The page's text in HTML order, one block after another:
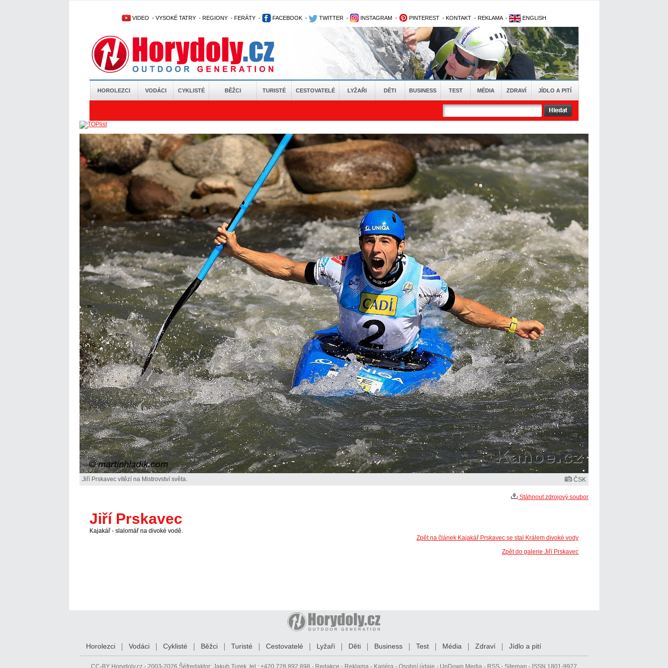
VIDEO - VYSOKÉ TATRY - REGIONY - FERÁTY - FACEBOOK - TWITTER - INSTAGRAM - PINTEREST - KONTAKT - REKLAMA - ENGLISH
HOROLEZCI VODÁCI CYKLISTÉ BĚŽCI TURISTÉ CESTOVATELÉ LYŽAŘI DĚTI BUSINESS TEST MÉDIA ZDRAVÍ JÍDLO A PITÍ
Jiří Prskavec vítězí na Mistrovství světa. ČSK
Stáhnout zdrojový soubor
Jiří Prskavec
Kajakář - slalomář na divoké vodě.
Zpět na článek Kajakář Prskavec se stal Králem divoké vody
Zpět do galerie Jiří Prskavec
Horolezci Vodáci Cyklisté Běžci Turisté Cestovatelé Lyžaři Děti Business Test Média Zdraví Jídlo a pití
CC-BY Horydoly.cz - 2003-2026 Šéfredaktor: Jakub Turek , tel.: +420 728 892 898 - Redakce - Reklama - Kariéra - Osobní údaje - UpDown Media - RSS - Sitemap - ISSN 1801-9927